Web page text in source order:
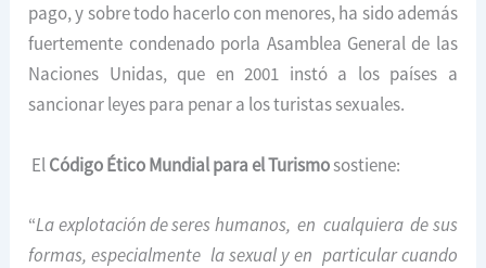
pago, y sobre todo hacerlo con menores, ha sido además
fuertemente condenado porla Asamblea General de las
Naciones Unidas, que en 2001 instó a los países a
sancionar leyes para penar a los turistas sexuales.
ElCódigo Ético Mundial para el Turismosostiene:
“La explotación de seres humanos, en cualquiera de sus
formas, especialmente la sexual y en particular cuando